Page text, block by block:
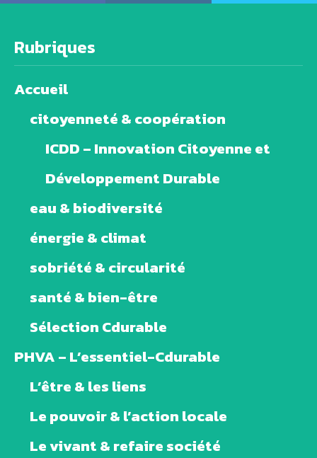
Rubriques
Accueil
citoyenneté & coopération
ICDD – Innovation Citoyenne et
Développement Durable
eau & biodiversité
énergie & climat
sobriété & circularité
santé & bien-être
Sélection Cdurable
PHVA – L’essentiel-Cdurable
L’être & les liens
Le pouvoir & l’action locale
Le vivant & refaire société